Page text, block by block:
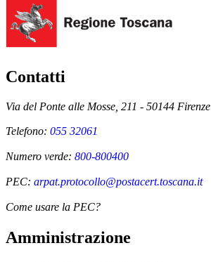
Contatti
Via del Ponte alle Mosse, 211 - 50144 Firenze
Telefono: 055 32061
Numero verde: 800-800400
PEC: arpat.protocollo@postacert.toscana.it
Come usare la PEC?
Amministrazione